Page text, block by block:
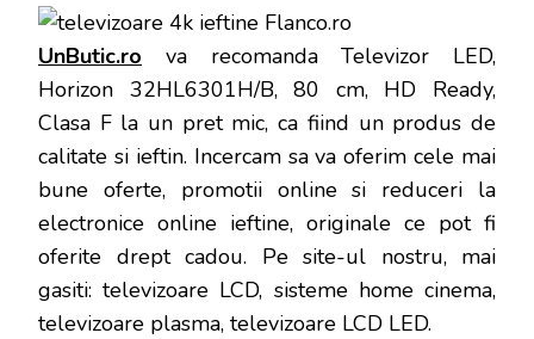
UnButic.ro va recomanda Televizor LED,
Horizon 32HL6301H/B, 80 cm, HD Ready,
Clasa F la un pret mic, ca fiind un produs de
calitate si ieftin. Incercam sa va oferim cele mai
bune oferte, promotii online si reduceri la
electronice online ieftine, originale ce pot fi
oferite drept cadou. Pe site-ul nostru, mai
gasiti: televizoare LCD, sisteme home cinema,
televizoare plasma, televizoare LCD LED.